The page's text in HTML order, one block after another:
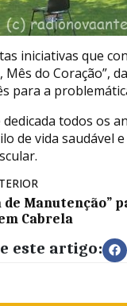
iniciativas que
Mês do Coração”,
para a
dedicada todos os
de vida saudável
de Manutenção”
Cabrela
este artigo: